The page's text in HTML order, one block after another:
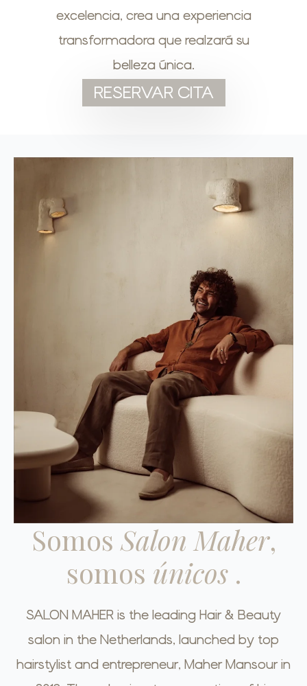
excelencia, crea una experiencia
transformadora que realzará su
belleza única.
RESERVAR CITA
Somos Salon Maher,
somos únicos.
SALON MAHER is the leading Hair & Beauty
salon in the Netherlands, launched by top
hairstylist and entrepreneur, Maher Mansour in